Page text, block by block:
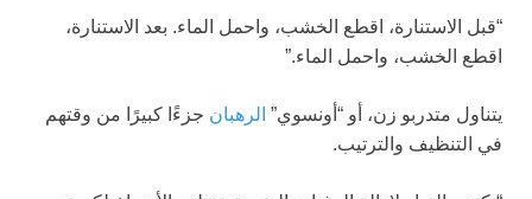
“قبل الاستنارة، اقطع الخشب، واحمل الماء. بعد الاستنارة،
اقطع الخشب، واحمل الماء.”
يتناول متدربو زن، أو “أونسوي” الرهبان جزءًا كبيرًا من وقتهم
في التنظيف والترتيب.